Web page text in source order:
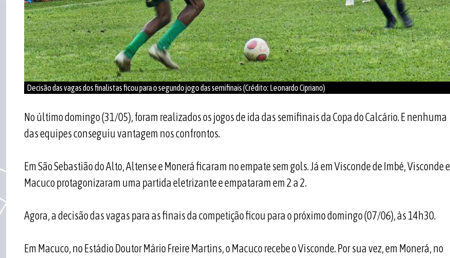
Decisão das vagas dos finalistas ficou para o segundo jogo das semifinais (Crédito: Leonardo Cipriano)
No último domingo (31/05), foram realizados os jogos de ida das semifinais da Copa do Calcário. E nenhuma
das equipes conseguiu vantagem nos confrontos.
Em São Sebastião do Alto, Altense e Monerá ficaram no empate sem gols. Já em Visconde de Imbé, Visconde e
Macuco protagonizaram uma partida eletrizante e empataram em 2 a 2.
Agora, a decisão das vagas para as finais da competição ficou para o próximo domingo (07/06), às 14h30.
Em Macuco, no Estádio Doutor Mário Freire Martins, o Macuco recebe o Visconde. Por sua vez, em Monerá, no